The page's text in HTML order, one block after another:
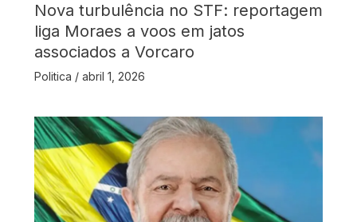
Nova turbulência no STF: reportagem
liga Moraes a voos em jatos
associados a Vorcaro
Politica / abril 1, 2026